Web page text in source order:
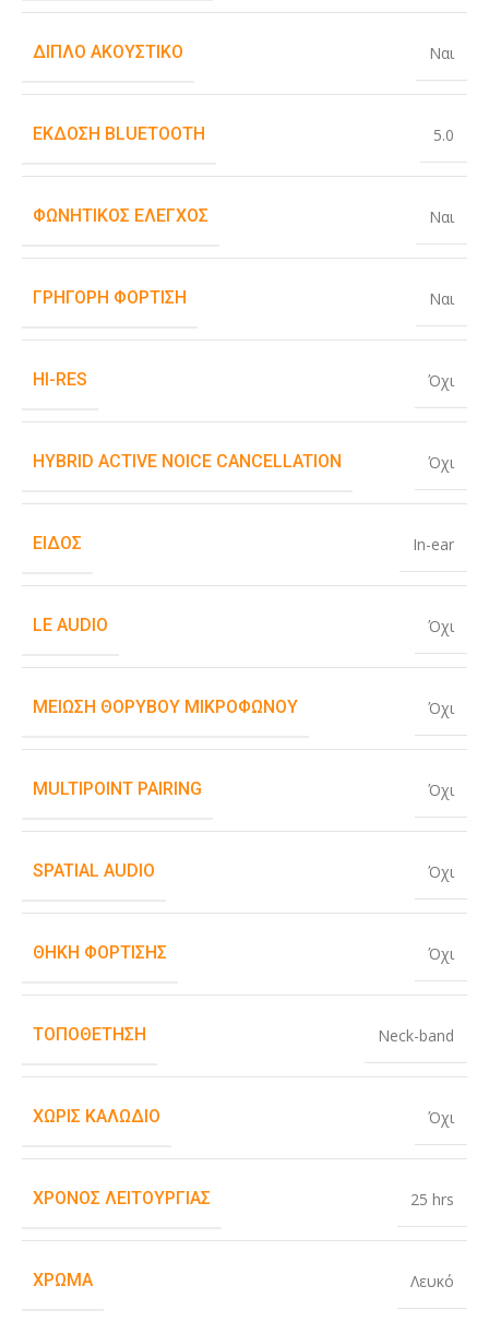
ΔΙΠΛΌ ΑΚΟΥΣΤΙΚΌ Ναι
ΈΚΔΟΣΗ BLUETOOTH 5.0
ΦΩΝΗΤΙΚΌΣ ΈΛΕΓΧΟΣ Ναι
ΓΡΉΓΟΡΗ ΦΌΡΤΙΣΗ Ναι
HI-RES Όχι
HYBRID ACTIVE NOICE CANCELLATION Όχι
ΕΊΔΟΣ In-ear
LE AUDIO Όχι
ΜΕΊΩΣΗ ΘΟΡΎΒΟΥ ΜΙΚΡΟΦΏΝΟΥ Όχι
MULTIPOINT PAIRING Όχι
SPATIAL AUDIO Όχι
ΘΉΚΗ ΦΌΡΤΙΣΗΣ Όχι
ΤΟΠΟΘΈΤΗΣΗ Neck-band
ΧΩΡΊΣ ΚΑΛΏΔΙΟ Όχι
ΧΡΌΝΟΣ ΛΕΙΤΟΥΡΓΊΑΣ 25 hrs
ΧΡΏΜΑ Λευκό